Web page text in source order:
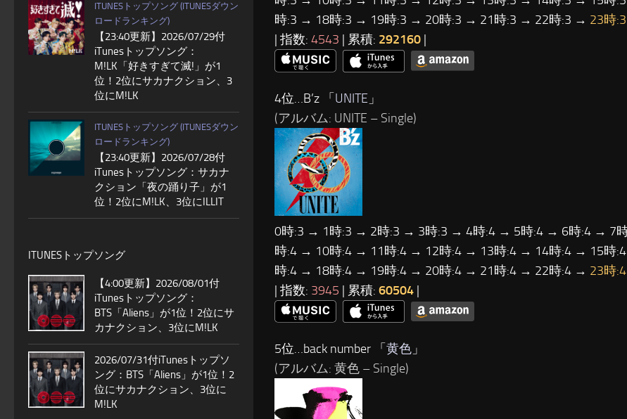
時:3 → 18時:3 → 19時:3 → 20時:3 → 21時:3 → 22時:3 → 23時:3
| 指数: 4543 | 累積: 292160 |
4位…B’z 「UNITE 」
(アルバム: UNITE – Single)
0時:3 → 1時:3 → 2時:3 → 3時:3 → 4時:4 → 5時:4 → 6時:4 → 7
時:4 → 10時:4 → 11時:4 → 12時:4 → 13時:4 → 14時:4 → 15時
時:4 → 18時:4 → 19時:4 → 20時:4 → 21時:4 → 22時:4 → 23時:4
| 指数: 3945 | 累積: 60504 |
5位…back number 「 黄色 」
(アルバム: 黄色 – Single)
ITUNESトップソング (ITUNESダウン
ロードランキング)
【23:40更新】2026/07/29付
iTunesトップソング：
M!LK「好きすぎて滅!」が1
位！2位にサカナクション、3
位にM!LK
ITUNESトップソング (ITUNESダウン
ロードランキング)
【23:40更新】2026/07/28付
iTunesトップソング：サカナ
クション「夜の踊り子」が1
位！2位にM!LK、3位にILLIT
ITUNESトップソング
【4:00更新】2026/08/01付
iTunesトップソング：
BTS「Aliens」が1位！2位にサ
カナクション、3位にM!LK
2026/07/31付iTunesトップソ
ング：BTS「Aliens」が1位！2
位にサカナクション、3位に
M!LK